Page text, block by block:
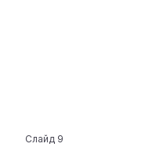
Слайд 9